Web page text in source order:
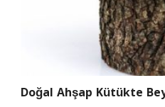
Doğal Ahşap Kütükte